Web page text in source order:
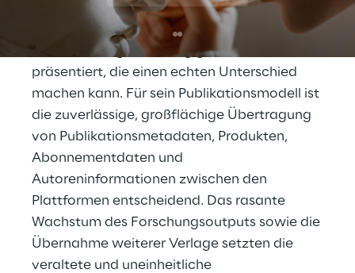
Emerald Publishing ist einer der weltweit
führenden digitalen akademischen Verlage,
der Forschung in Auftrag gibt, kuratiert und
präsentiert, die einen echten Unterschied
machen kann. Für sein Publikationsmodell ist
die zuverlässige, großflächige Übertragung
von Publikationsmetadaten, Produkten,
Abonnementdaten und
Autoreninformationen zwischen den
Plattformen entscheidend. Das rasante
Wachstum des Forschungsoutputs sowie die
Übernahme weiterer Verlage setzten die
veraltete und uneinheitliche